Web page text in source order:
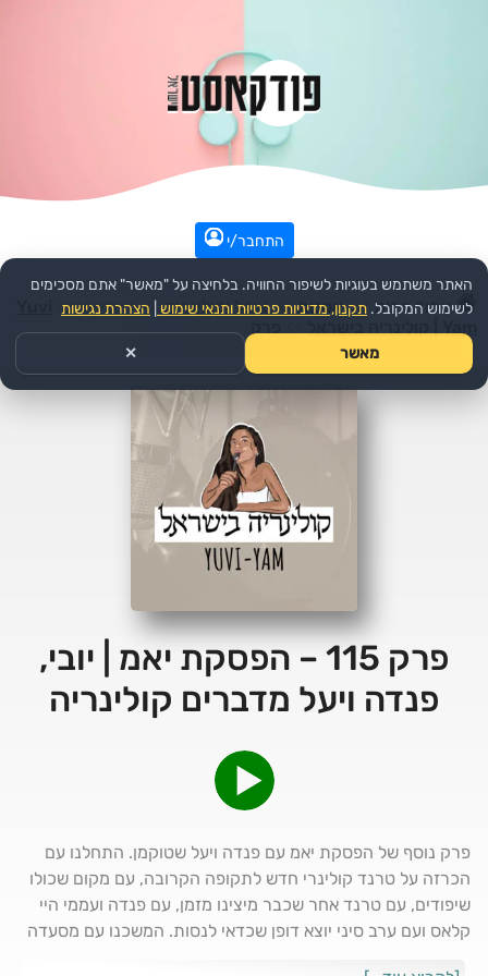
התחבר/י
עמוד הבית >> אמנות >> אוכל וקולינריה >>הפודקאסט:
פרק 115 – הפסקת יאמ | יובי,
פנדה ויעל מדברים קולינריה
פרק נוסף של הפסקת יאמ עם פנדה ויעל שטוקמן. התחלנו עם
הכרזה על טרנד קולינרי חדש לתקופה הקרובה, עם מקום שכולו
שיפודים, עם טרנד אחר שכבר מיצינו מזמן, עם פנדה ועממי היי
קלאס ועם ערב סיני יוצא דופן שכדאי לנסות. המשכנו עם מסעדה
האתר משתמש בעוגיות לשיפור החוויה. בלחיצה על "מאשר" אתם מסכימים
לשימוש המקובל. תקנון, מדיניות פרטיות ותנאי שימוש הצהרת נגישות
מאשר ✕